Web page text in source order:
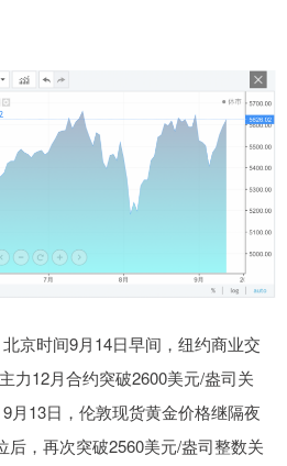
时间9月14日早间，纽约商业交
力12月合约突破2600美元/盎司关
月13日，伦敦现货黄金价格继隔夜
后，再次突破2560美元/盎司整数关